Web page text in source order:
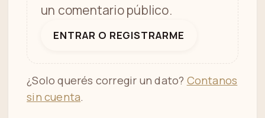
un comentario público.
ENTRAR O REGISTRARME
¿Solo querés corregir un dato? Contanos
sin cuenta.